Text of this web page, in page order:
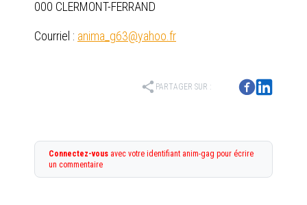
000 CLERMONT-FERRAND
Courriel : anima_g63@yahoo.fr
share PARTAGER SUR :
Connectez-vous avec votre identifiant anim-gag pour écrire
un commentaire